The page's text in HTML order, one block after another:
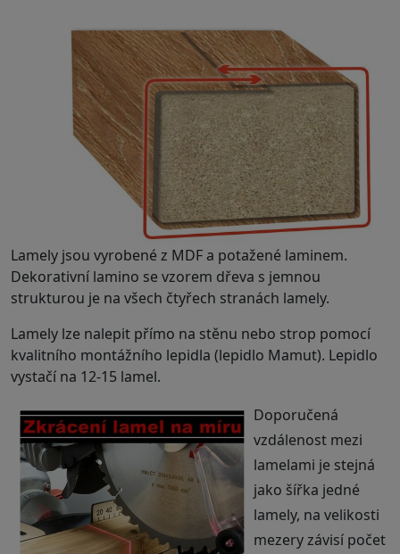
Lamely jsou vyrobené z MDF a potažené laminem.
Dekorativní lamino se vzorem dřeva s jemnou
strukturou je na všech čtyřech stranách lamely.
Lamely lze nalepit přímo na stěnu nebo strop pomocí
kvalitního montážního lepidla (lepidlo Mamut). Lepidlo
vystačí na 12-15 lamel.
Doporučená
vzdálenost mezi
lamelami je stejná
jako šířka jedné
lamely, na velikosti
mezery závisí počet